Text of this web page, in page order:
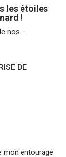
les étoiles
!
nos...
DE
mon entourage